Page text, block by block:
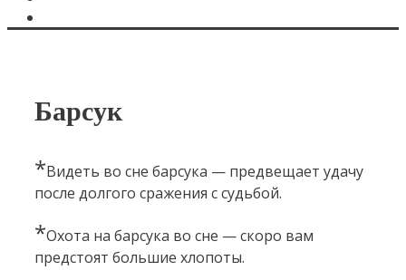
Барсук
*Видеть во сне барсука — предвещает удачу
после долгого сражения с судьбой.
*Охота на барсука во сне — скоро вам
предстоят большие хлопоты.